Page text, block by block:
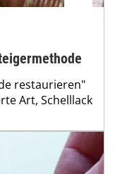
restaurieren"
Art, Schelllack